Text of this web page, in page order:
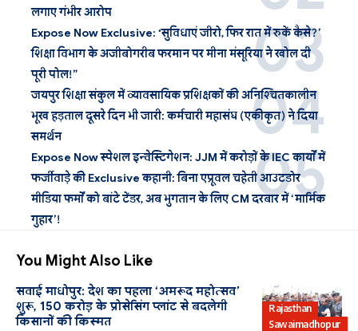
लगाए गंभीर आरोप
Expose Now Exclusive: ‘सुविधाएं जीरो, फिर रात में रुकें कैसे?’
शिक्षा विभाग के अजीबोगरीब फरमान पर मीना मंसूरिया ने खोल दी
पूरी पोल!”
जयपुर शिक्षा संकुल में व्यावसायिक प्रशिक्षकों की अनिश्चितकालीन
भूख हड़ताल दूसरे दिन भी जारी: कर्मचारी महासंघ (एकीकृत) ने दिया
समर्थन
Expose Now स्पेशल इन्वेस्टिगेशन: JJM में करोड़ों के IEC कार्यों में
फर्जीवाड़े की Exclusive कहानी: बिना एप्रूवल चहेती आउटडोर
मीडिया फर्मों को बांटे टेंडर, अब भुगतान के लिए CM दरबार में ‘मार्मिक
गुहार’!
You Might Also Like
Rajasthan
Sawaimadhopur
सवाई माधोपुर: देश का पहला ‘अमरूद महोत्सव’
शुरू, 150 करोड़ के प्रोसेसिंग प्लांट से बदलेगी
किसानों की किस्मत